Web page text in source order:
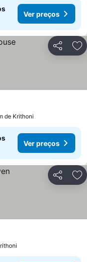
Ver preços
Partilhar
de Krithoni
Ver preços
Partilhar